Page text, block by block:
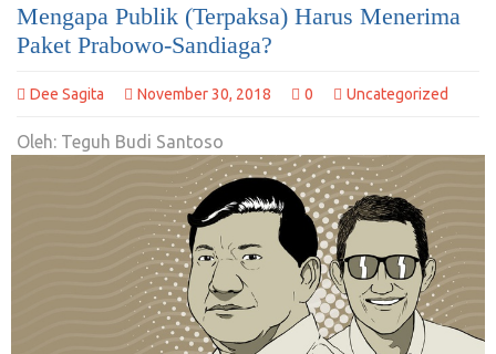
Mengapa Publik (Terpaksa) Harus Menerima
Paket Prabowo-Sandiaga?
Dee Sagita November 30, 2018 0 Uncategorized
Oleh: Teguh Budi Santoso